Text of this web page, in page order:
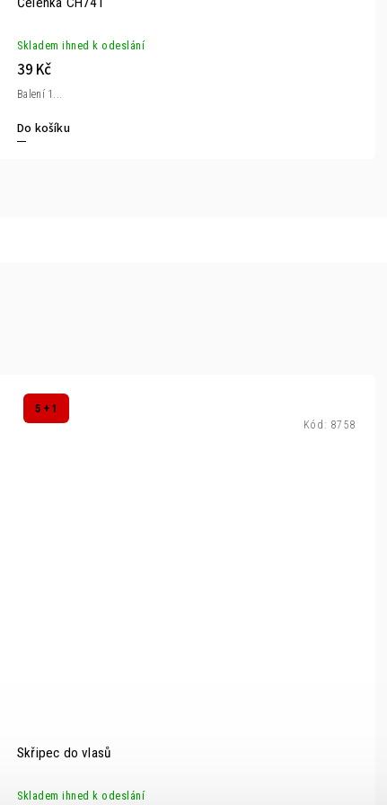
Skladem ihned k odeslání
39 Kč
Do košíku
Balení 1...
5 + 1
Skřipec do vlasů
Skladem ihned k odeslání
Kód: 8758